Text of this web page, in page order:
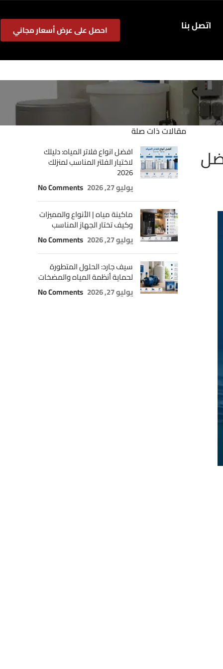
اتصل بنا احصل على عرض أسعار مجاني
وأفضل
مقالات ذات صلة
افضل انواع فلاتر المياه: دليلك
لاختيار الفلتر المناسب لمنزلك
2026
يوليو 27, 2026
No Comments
ماكينة مياه | الأنواع والمميزات
وكيف تختار الجهاز المناسب
يوليو 27, 2026
No Comments
سيف جارد: الحلول المتطورة
لحماية أنظمة المياه والمضخات
يوليو 27, 2026
No Comments